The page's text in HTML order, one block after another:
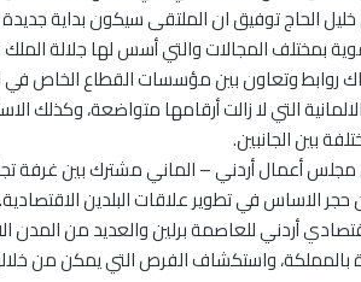
خليل الحاج توفيق ان الملتقى سيكون بداية
بمختلف المجالات والتي أسس لها جلالة الملك
روابط وتعاون بين مؤسسات القطاع الخاص في
التي لا زالت أرقامها متواضعة، وكذلك
بين الجانبين.
مجلس أعمال أردني – الماني مشترك بين غرفة
حجر الاساس في تطوير علاقات البلدين الاقتصادية.
أردني للعاصمة برلين والعديد من المدن
واستكشاف الفرص التي يمكن من